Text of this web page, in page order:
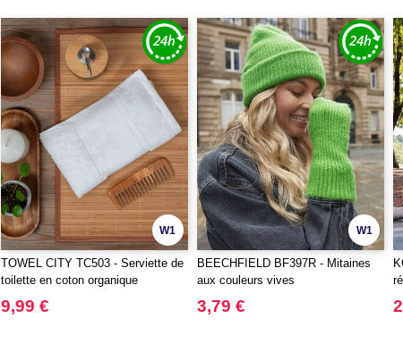
W1
TOWEL CITY TC503 - Serviette de
toilette en coton organique
9,99 €
W1
BEECHFIELD BF397R - Mitaines
aux couleurs vives
3,79 €